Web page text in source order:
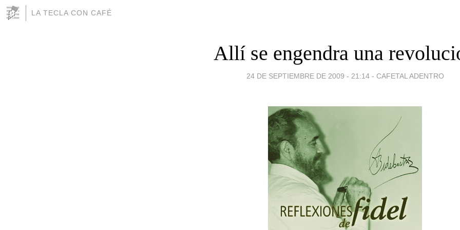
LA TECLA CON CAFÉ
Allí se engendra una
24 DE SEPTIEMBRE DE 2009 - 21:14 - CAFETAL ADENTRO